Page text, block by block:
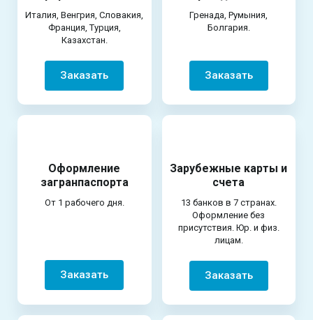
Италия, Венгрия, Словакия,
Франция, Турция,
Казахстан.
Заказать
Гренада, Румыния,
Болгария.
Заказать
Оформление
загранпаспорта
От 1 рабочего дня.
Заказать
Зарубежные карты и
счета
13 банков в 7 странах.
Оформление без
присутствия. Юр. и физ.
лицам.
Заказать